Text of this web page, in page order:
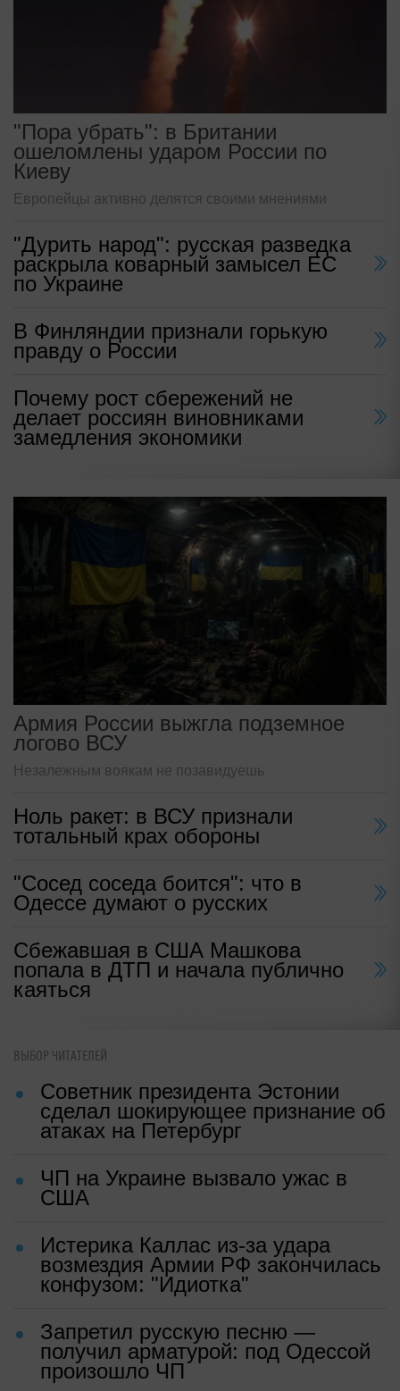
"Пора убрать": в Британии
ошеломлены ударом России по
Киеву
Европейцы активно делятся своими мнениями
"Дурить народ": русская разведка
раскрыла коварный замысел ЕС
по Украине
В Финляндии признали горькую
правду о России
Почему рост сбережений не
делает россиян виновниками
замедления экономики
Армия России выжгла подземное
логово ВСУ
Незалежным воякам не позавидуешь
Ноль ракет: в ВСУ признали
тотальный крах обороны
"Сосед соседа боится": что в
Одессе думают о русских
Сбежавшая в США Машкова
попала в ДТП и начала публично
каяться
ВЫБОР ЧИТАТЕЛЕЙ
Советник президента Эстонии
сделал шокирующее признание об
атаках на Петербург
ЧП на Украине вызвало ужас в
США
Истерика Каллас из-за удара
возмездия Армии РФ закончилась
конфузом: "Идиотка"
Запретил русскую песню —
получил арматурой: под Одессой
произошло ЧП